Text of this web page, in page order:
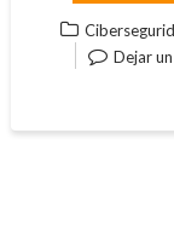
Dejar